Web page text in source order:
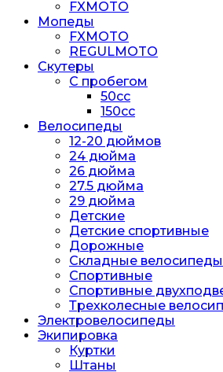
FXMOTO
Мопеды
FXMOTO
REGULMOTO
Скутеры
С пробегом
50cc
150cc
Велосипеды
12-20 дюймов
24 дюйма
26 дюйма
27.5 дюйма
29 дюйма
Детские
Детские спортивные
Дорожные
Складные велосипеды
Спортивные
Спортивные
Трехколесные
Электровелосипеды
Экипировка
Куртки
Штаны